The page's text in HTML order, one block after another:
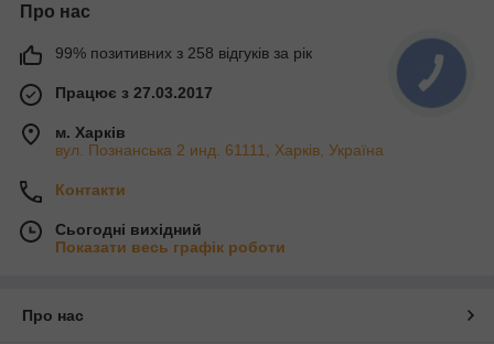
Про нас
99% позитивних з 258 відгуків за рік
Працює з 27.03.2017
м. Харків
вул. Познанська 2 инд. 61111, Харків, Україна
Контакти
Сьогодні вихідний
Показати весь графік роботи
Про нас